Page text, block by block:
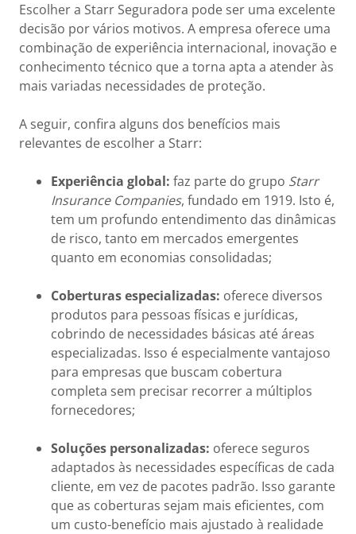
Escolher a Starr Seguradora pode ser uma excelente
decisão por vários motivos. A empresa oferece uma
combinação de experiência internacional, inovação e
conhecimento técnico que a torna apta a atender às
mais variadas necessidades de proteção.
A seguir, confira alguns dos benefícios mais
relevantes de escolher a Starr:
Experiência global: faz parte do grupo Starr
Insurance Companies, fundado em 1919. Isto é,
tem um profundo entendimento das dinâmicas
de risco, tanto em mercados emergentes
quanto em economias consolidadas;
Coberturas especializadas: oferece diversos
produtos para pessoas físicas e jurídicas,
cobrindo de necessidades básicas até áreas
especializadas. Isso é especialmente vantajoso
para empresas que buscam cobertura
completa sem precisar recorrer a múltiplos
fornecedores;
Soluções personalizadas: oferece seguros
adaptados às necessidades específicas de cada
cliente, em vez de pacotes padrão. Isso garante
que as coberturas sejam mais eficientes, com
um custo-benefício mais ajustado à realidade